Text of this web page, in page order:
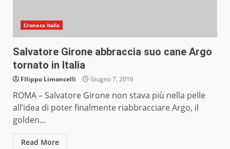
Cronaca Italia
Salvatore Girone abbraccia suo cane Argo
tornato in Italia
FIlippo Limoncelli Giugno 7, 2016
ROMA – Salvatore Girone non stava più nella pelle
all’idea di poter finalmente riabbracciare Argo, il
golden...
Read More